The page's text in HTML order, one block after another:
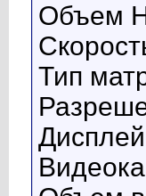
Объем
Тип